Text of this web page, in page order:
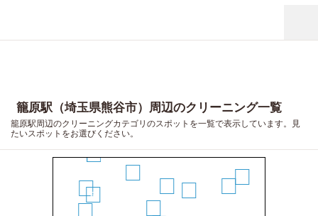
籠原駅（埼玉県熊谷市）周辺のクリーニング一覧
籠原駅周辺のクリーニングカテゴリのスポットを一覧で表示しています。見
たいスポットをお選びください。
6
10
12